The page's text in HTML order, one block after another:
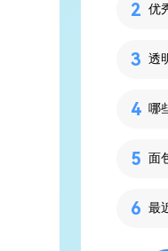
优
透
哪